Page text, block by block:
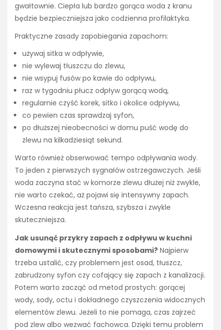
gwałtownie. Ciepła lub bardzo gorąca woda z kranu
będzie bezpieczniejsza jako codzienna profilaktyka.
Praktyczne zasady zapobiegania zapachom:
używaj sitka w odpływie,
nie wylewaj tłuszczu do zlewu,
nie wsypuj fusów po kawie do odpływu,
raz w tygodniu płucz odpływ gorącą wodą,
regularnie czyść korek, sitko i okolice odpływu,
co pewien czas sprawdzaj syfon,
po dłuższej nieobecności w domu puść wodę do
zlewu na kilkadziesiąt sekund.
Warto również obserwować tempo odpływania wody.
To jeden z pierwszych sygnałów ostrzegawczych. Jeśli
woda zaczyna stać w komorze zlewu dłużej niż zwykle,
nie warto czekać, aż pojawi się intensywny zapach.
Wczesna reakcja jest tańsza, szybsza i zwykle
skuteczniejsza.
Jak usunąć przykry zapach z odpływu w kuchni
domowymi i skutecznymi sposobami? Najpierw
trzeba ustalić, czy problemem jest osad, tłuszcz,
zabrudzony syfon czy cofający się zapach z kanalizacji.
Potem warto zacząć od metod prostych: gorącej
wody, sody, octu i dokładnego czyszczenia widocznych
elementów zlewu. Jeżeli to nie pomaga, czas zajrzeć
pod zlew albo wezwać fachowca. Dzięki temu problem